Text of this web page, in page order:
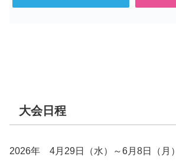
大会日程
2026年 4月29日（水）～6月8日（月）